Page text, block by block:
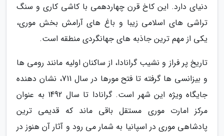
دنیای دارد. این کاخ قرن چهاردهمی با کاشی کاری و سنگ
تراشی های اسلامی زیبا و باغ های آرامش بخش موری،
یکی از مهم ترین جاذبه های جهانگردی منطقه است.
تاریخ پر فراز و نشیب گرانادا، از ساکنان اولیه مانند رومی ها
و بیزانسی ها گرفته تا فتح مورها در سال 711، نشان دهنده
جایگاه ویژه این شهر است. گرانادا تا سال 1492 به عنوان
مرکز امارت موری مستقل باقی ماند که قدیمی ترین
پادشاهی موری در اسپانیا به شمار می رود و آثار آن هنوز در